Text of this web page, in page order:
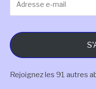
e-
Rejoignez les 91 autres